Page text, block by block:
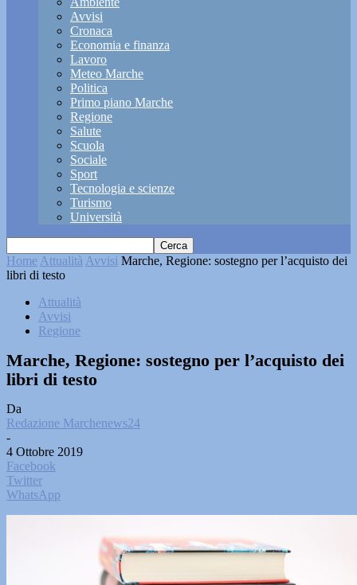
Avvisi
Cronaca
Economia e finanza
Lavoro
Meteo Marche
Politica
Primo piano Marche
Regione
Salute
Scuola
Sociale
Sport
Tecnologia e scienze
Turismo
Università
Home Attualità Avvisi Marche, Regione: sostegno per l’acquisto dei
libri di testo
Attualità
Avvisi
Regione
Marche, Regione: sostegno per l’acquisto dei
libri di testo
Da
Redazione Marchenews24
-
4 Ottobre 2019
Facebook
Twitter
WhatsApp